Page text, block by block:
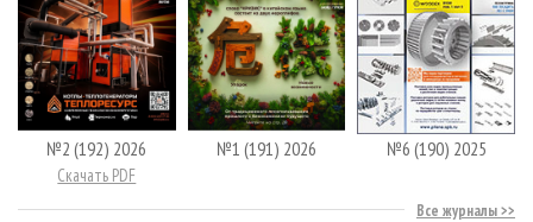
№2 (192) 2026
Скачать PDF
№1 (191) 2026 №6 (190) 2025
Все журналы